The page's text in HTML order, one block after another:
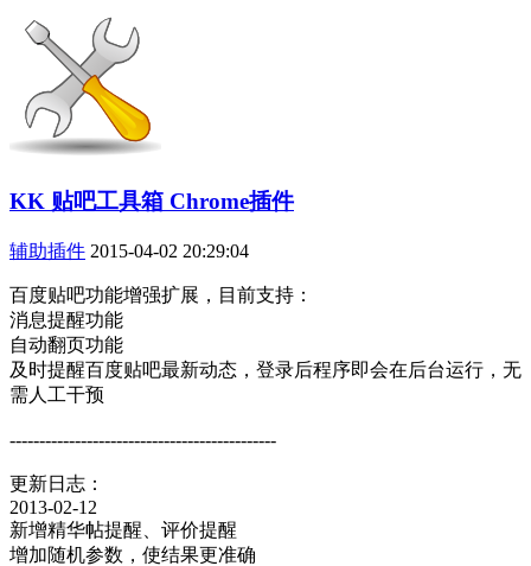
KK 贴吧工具箱 Chrome插件
辅助插件 2015-04-02 20:29:04
百度贴吧功能增强扩展，目前支持：
消息提醒功能
自动翻页功能
及时提醒百度贴吧最新动态，登录后程序即会在后台运行，无
需人工干预
---------------------------------------------
更新日志：
2013-02-12
新增精华帖提醒、评价提醒
增加随机参数，使结果更准确